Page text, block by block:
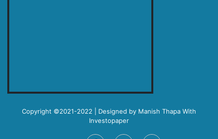
Copyright ©2021-2022 | Designed by Manish Thapa With
Investopaper